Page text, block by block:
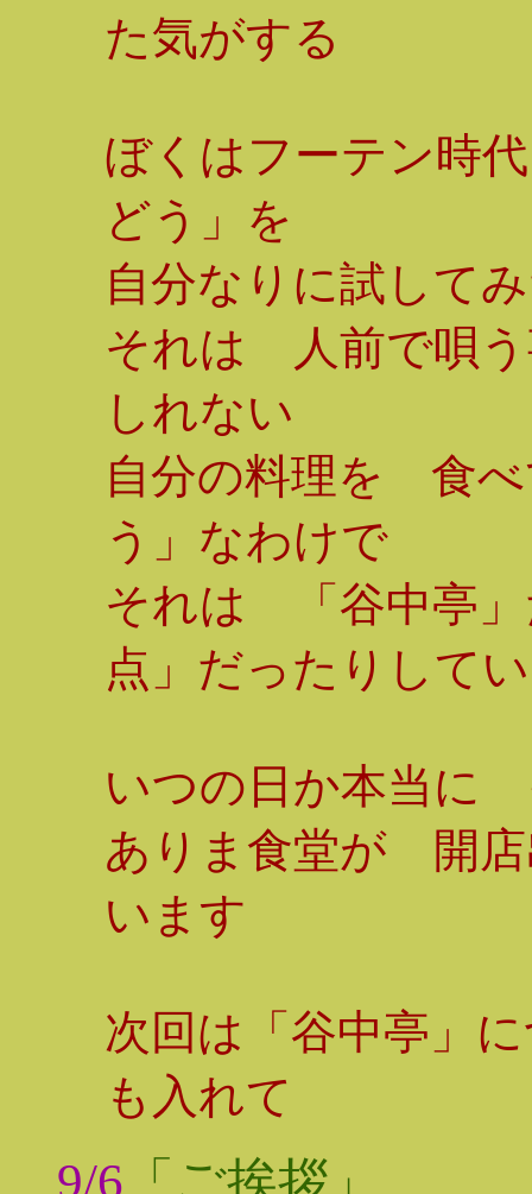
た気がする
ぼくはフーテン時
どう」を
自分なりに試して
それは 人前で唄う
しれない
自分の料理を 食べ
う」なわけで
それは 「谷中亭」
点」だったりして
いつの日か本当
ありま食堂が 開店
います
次回は「谷中亭」
も入れて
9/6 「ご挨拶」